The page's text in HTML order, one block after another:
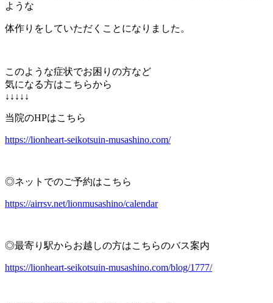
ような
体作りをしていただくことになりました。
このような症状でお困りの方など
気になる方はこちらから
↓↓↓↓↓
当院のHPはこちら
https://lionheart-seikotsuin-musashino.com/
◎ネットでのご予約はこちら
https://airrsv.net/lionmusashino/calendar
◎最寄り駅からお越しの方はこちらのバス案内
https://lionheart-seikotsuin-musashino.com/blog/1777/